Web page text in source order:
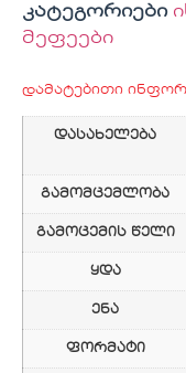
კატეგორიები
მეფეები
დამატებითი
დასახელება
გამომცემლობა
გამოცემის წელი
ყდა
ენა
ფორმატი